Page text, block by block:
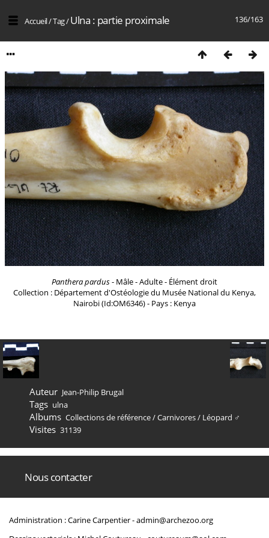
136/163
Accueil/Tag/Ulna : partie proximale
Panthera pardus- Mâle - Adulte - Élément droit
Collection : Département d'Ostéologie du Musée National du Kenya,
Nairobi (Id:OM6346) - Pays : Kenya
Auteur Jean-Philip Brugal
Tags ulna
Albums Collections de référence/Carnivores/ Léopard ♂
Visites 31139
Nous contacter
Administration : Carine Carpentier -admin@archezoo.org